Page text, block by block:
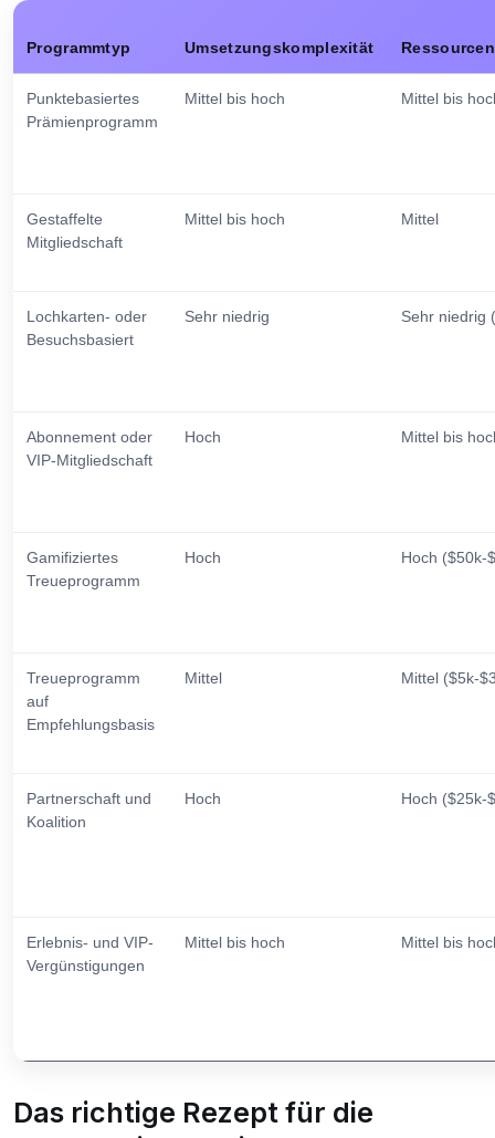
Programmtyp Umsetzungskomplexität
Punktebasiertes
Prämienprogramm
Mittel bis hoch Mittel bis
Gestaffelte
Mitgliedschaft
Mittel bis hoch Mittel
Lochkarten- oder
Besuchsbasiert
Sehr niedrig Sehr niedrig
Abonnement oder
VIP-Mitgliedschaft
Hoch Mittel bis
Gamifiziertes
Treueprogramm
Hoch Hoch ($50k-
Treueprogramm
auf
Empfehlungsbasis
Mittel Mittel ($5k-
Partnerschaft und
Koalition
Hoch Hoch ($25k-
Erlebnis- und VIP-
Vergünstigungen
Mittel bis hoch Mittel bis
Das richtige Rezept für die